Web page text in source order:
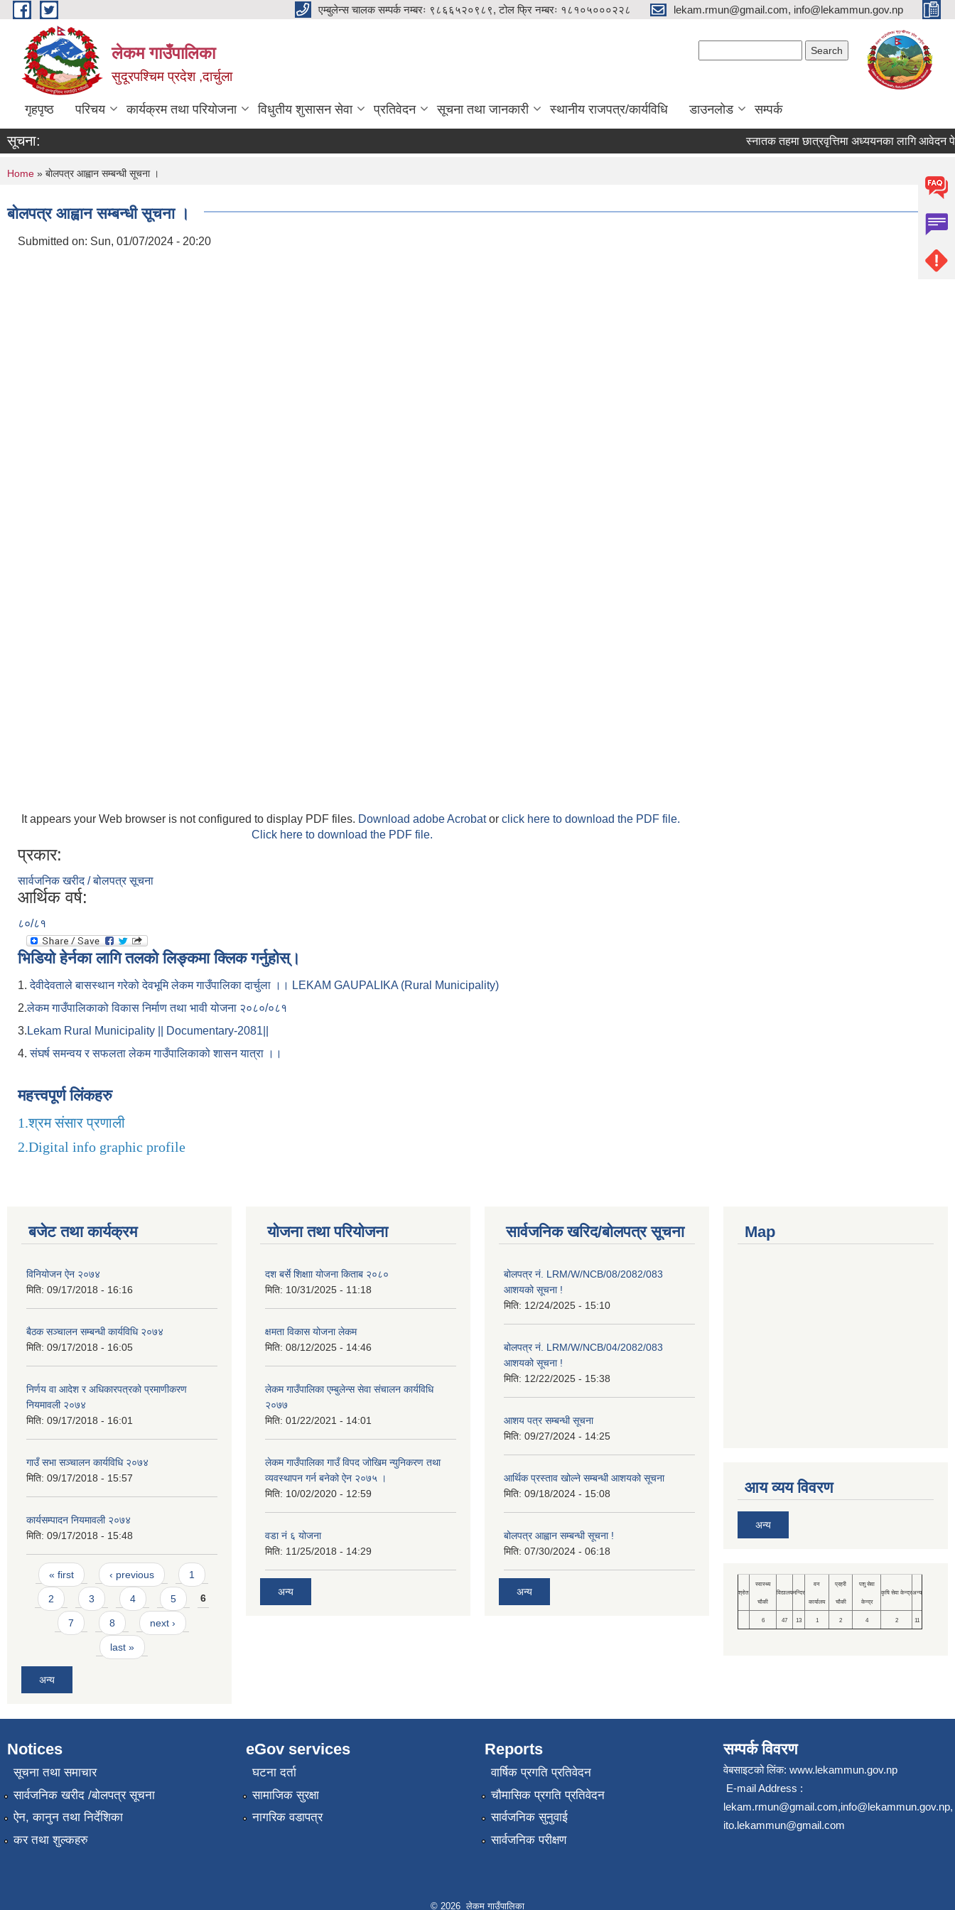
Skip to main content एम्बुलेन्स चालक सम्पर्क नम्बरः ९८६६५२०९८९, टोल फ्रि नम्बरः १८१०५०००२२८ lekam.rmun@gmail.com, info@lekammun.gov.np
लेकम गाउँपालिका
सुदूरपश्चिम प्रदेश ,दार्चुला
गृहपृष्ठ परिचय कार्यक्रम तथा परियोजना विधुतीय शुसासन सेवा प्रतिवेदन सूचना तथा जानकारी स्थानीय राजपत्र/कार्यविधि डाउनलोड सम्पर्क
सूचना: स्नातक तहमा छात्रवृत्तिमा अध्ययनका लागि आवेदन पेश
You are here
Home » बाेलपत्र आह्वान सम्बन्धी सूचना ।
बाेलपत्र आह्वान सम्बन्धी सूचना ।
Submitted on: Sun, 01/07/2024 - 20:20
It appears your Web browser is not configured to display PDF files. Download adobe Acrobator click here to download the PDF file.
Click here to download the PDF file.
प्रकार:
सार्वजनिक खरीद / बोलपत्र सूचना
आर्थिक वर्ष:
८०/८१
भिडियो हेर्नका लागि तलको लिङ्कमा क्लिक गर्नुहोस्।
1.देवीदेवताले बासस्थान गरेको देवभूमि लेकम गाउँपालिका दार्चुला ।। LEKAM GAUPALIKA (Rural Municipality)
2.लेकम गाउँपालिकाको विकास निर्माण तथा भावी योजना २०८०/०८१
3. Lekam Rural Municipality || Documentary-2081||
4.संघर्ष समन्वय र सफलता लेकम गाउँपालिकाको शासन यात्रा ।।
महत्त्वपूर्ण लिंकहरु
1.श्रम संसार प्रणाली
2.Digital info graphic profile
बजेट तथा कार्यक्रम
विनियोजन ऐन २०७४
मिति: 09/17/2018 - 16:16
बैठक सञ्चालन सम्बन्धी कार्यविधि २०७४
मिति: 09/17/2018 - 16:05
निर्णय वा आदेश र अधिकारपत्रको प्रमाणीकरण
नियमावली २०७४
मिति: 09/17/2018 - 16:01
गाउँ सभा सञ्चालन कार्यविधि २०७४
मिति: 09/17/2018 - 15:57
कार्यसम्पादन नियमावली २०७४
मिति: 09/17/2018 - 15:48
Pages
« first ‹ previous 1
2 3 4 5 6
7 8 next ›
last »
अन्य
योजना तथा परियोजना
दश बर्से शिक्षाा योजना किताब २०८०
मिति: 10/31/2025 - 11:18
क्षमता विकास योजना लेकम
मिति: 08/12/2025 - 14:46
लेकम गाउँपालिका एम्बुलेन्स सेवा संचालन कार्यविधि
२०७७
मिति: 01/22/2021 - 14:01
लेकम गाउँपालिका गाउँ विपद जोखिम न्युनिकरण तथा
व्यवस्थापन गर्न बनेको ऐन २०७५ ।
मिति: 10/02/2020 - 12:59
वडा नं ६ योजना
मिति: 11/25/2018 - 14:29
अन्य
सार्वजनिक खरिद/बोलपत्र सूचना
बोलपत्र नं. LRM/W/NCB/08/2082/083
आशयको सूचना !
मिति: 12/24/2025 - 15:10
बोलपत्र नं. LRM/W/NCB/04/2082/083
आशयको सूचना !
मिति: 12/22/2025 - 15:38
आशय पत्र सम्बन्धी सूचना
मिति: 09/27/2024 - 14:25
आर्थिक प्रस्ताव खोल्ने सम्बन्धी आशयको सूचना
मिति: 09/18/2024 - 15:08
बोलपत्र आह्वान सम्बन्धी सूचना !
मिति: 07/30/2024 - 06:18
अन्य
Map
आय व्यय विवरण
अन्य
श्रोत
स्वास्थ्य
चौकी
विद्यालयमन्दिर
वन
कार्यालय
प्रहरी
चौकी
पशु सेवा
केन्द्र
कृषि सेवा केन्द्रअन्य
6 47 13 1 2 4 2 11
Notices
सूचना तथा समाचार
सार्वजनिक खरीद /बोलपत्र सूचना
ऐन, कानुन तथा निर्देशिका
कर तथा शुल्कहरु
eGov services
घटना दर्ता
सामाजिक सुरक्षा
नागरिक वडापत्र
Reports
वार्षिक प्रगति प्रतिवेदन
चौमासिक प्रगति प्रतिवेदन
सार्वजनिक सुनुवाई
सार्वजनिक परीक्षण
सम्पर्क विवरण
वेबसाइटको लिंक: www.lekammun.gov.np
E-mail Address :
lekam.rmun@gmail.com,info@lekammun.gov.np,
ito.lekammun@gmail.com
© 2026 लेकम गाउँपालिका